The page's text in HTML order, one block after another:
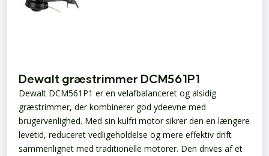
Dewalt græstrimmer DCM561P1
Dewalt DCM561P1 er en velafbalanceret og alsidig
græstrimmer, der kombinerer god ydeevne med
brugervenlighed. Med sin kulfri motor sikrer den en længere
levetid, reduceret vedligeholdelse og mere effektiv drift
sammenlignet med traditionelle motorer. Den drives af et